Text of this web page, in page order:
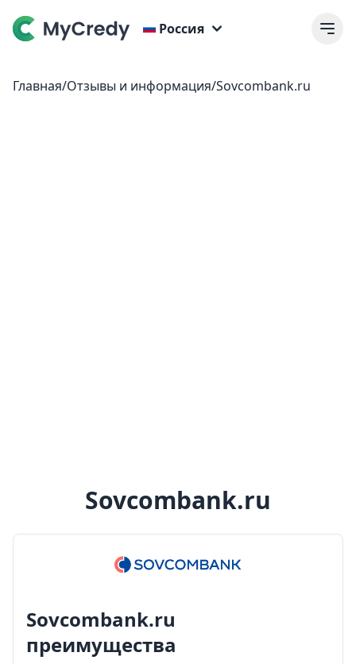
Россия
Главная/Отзывы и информация/Sovcombank.ru
Sovcombank.ru
Sovcombank.ru
преимущества